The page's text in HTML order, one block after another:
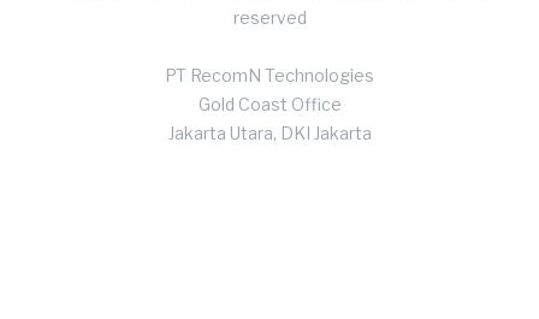
reserved
PT RecomN Technologies
Gold Coast Office
Jakarta Utara, DKI Jakarta